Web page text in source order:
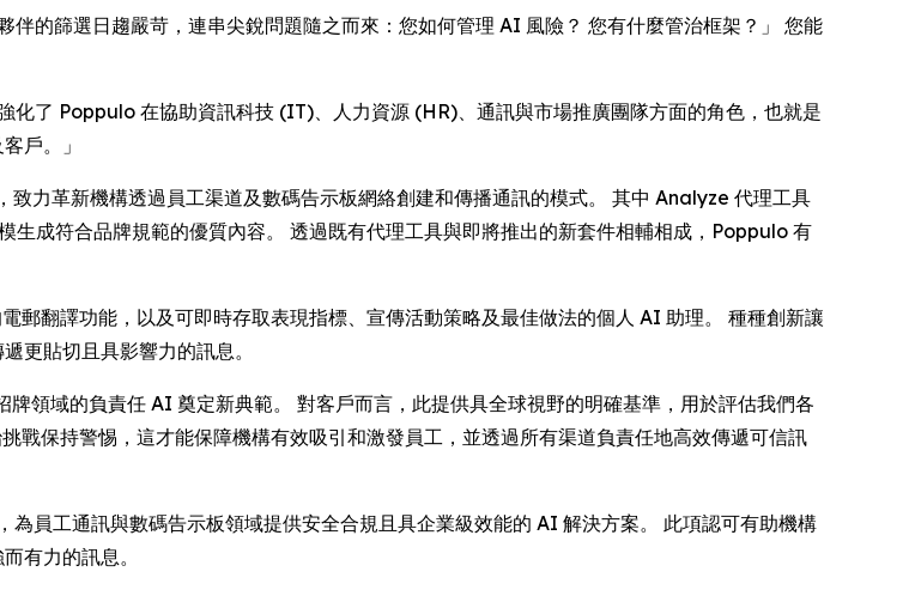
的篩選日趨嚴苛，連串尖銳問題隨之而來：您如何管理 AI 風險？ 您有什麼管治框架？」 您能
了 Poppulo 在協助資訊科技 (IT)、人力資源 (HR)、通訊與市場推廣團隊方面的角色，也就是
戶。」
力革新機構透過員工渠道及數碼告示板網絡創建和傳播通訊的模式。 其中 Analyze 代理工具
生成符合品牌規範的優質內容。 透過既有代理工具與即將推出的新套件相輔相成，Poppulo 有
翻譯功能，以及可即時存取表現指標、宣傳活動策略及最佳做法的個人 AI 助理。 種種創新讓
更貼切且具影響力的訊息。
領域的負責任 AI 奠定新典範。 對客戶而言，此提供具全球視野的明確基準，用於評估我們各
戰保持警惕，這才能保障機構有效吸引和激發員工，並透過所有渠道負責任地高效傳遞可信訊
員工通訊與數碼告示板領域提供安全合規且具企業級效能的 AI 解決方案。 此項認可有助機構
有力的訊息。